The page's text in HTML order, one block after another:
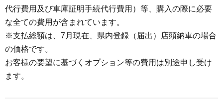
代行費用及び車庫証明手続代行費用）等、購入の際に必要
な全ての費用が含まれています。
※支払総額は、7月現在、県内登録（届出）店頭納車の場合
の価格です。
お客様の要望に基づくオプション等の費用は別途申し受け
ます。